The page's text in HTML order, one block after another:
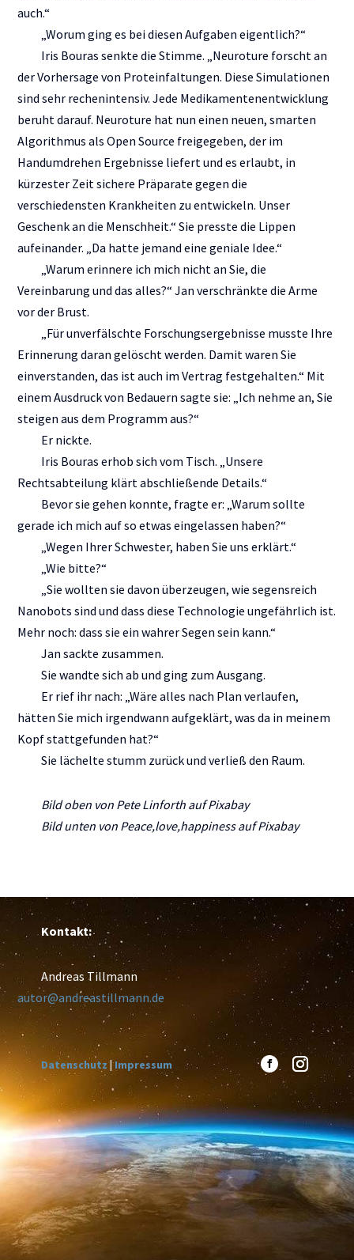
auch.“
„Worum ging es bei diesen Aufgaben eigentlich?“
Iris Bouras senkte die Stimme. „Neuroture forscht an
der Vorhersage von Proteinfaltungen. Diese Simulationen
sind sehr rechenintensiv. Jede Medikamentenentwicklung
beruht darauf. Neuroture hat nun einen neuen, smarten
Algorithmus als Open Source freigegeben, der im
Handumdrehen Ergebnisse liefert und es erlaubt, in
kürzester Zeit sichere Präparate gegen die
verschiedensten Krankheiten zu entwickeln. Unser
Geschenk an die Menschheit.“ Sie presste die Lippen
aufeinander. „Da hatte jemand eine geniale Idee.“
„Warum erinnere ich mich nicht an Sie, die
Vereinbarung und das alles?“ Jan verschränkte die Arme
vor der Brust.
„Für unverfälschte Forschungsergebnisse musste Ihre
Erinnerung daran gelöscht werden. Damit waren Sie
einverstanden, das ist auch im Vertrag festgehalten.“ Mit
einem Ausdruck von Bedauern sagte sie: „Ich nehme an, Sie
steigen aus dem Programm aus?“
Er nickte.
Iris Bouras erhob sich vom Tisch. „Unsere
Rechtsabteilung klärt abschließende Details.“
Bevor sie gehen konnte, fragte er: „Warum sollte
gerade ich mich auf so etwas eingelassen haben?“
„Wegen Ihrer Schwester, haben Sie uns erklärt.“
„Wie bitte?“
„Sie wollten sie davon überzeugen, wie segensreich
Nanobots sind und dass diese Technologie ungefährlich ist.
Mehr noch: dass sie ein wahrer Segen sein kann.“
Jan sackte zusammen.
Sie wandte sich ab und ging zum Ausgang.
Er rief ihr nach: „Wäre alles nach Plan verlaufen,
hätten Sie mich irgendwann aufgeklärt, was da in meinem
Kopf stattgefunden hat?“
Sie lächelte stumm zurück und verließ den Raum.
Bild oben von Pete Linforth auf Pixabay
Bild unten von Peace,love,happiness auf Pixabay
Kontakt:
Andreas Tillmann
autor@andreastillmann.de
Datenschutz |Impressum